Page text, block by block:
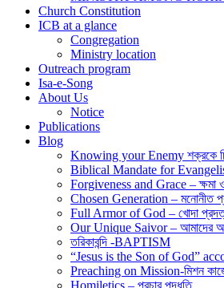
Church Constitution
ICB at a glance
Congregation
Ministry location
Outreach program
Isa-e-Song
About Us
Notice
Publications
Blog
Knowing your Enemy শক্রকে
Biblical Mandate for
Forgiveness and Grace – ক্ষমা
Chosen Generation – মনোনীত
Full Armor of God – খোদা প্রদত্ত
Our Unique Saivor – আমাদের
তরিকাবন্দি -BAPTISM
“Jesus is the Son of God”
Preaching on Mission-মিশন
Homiletics – প্রচার পদ্ধতি